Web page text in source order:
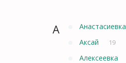
А Анастасиевка
Аксай 19
Алексеевка